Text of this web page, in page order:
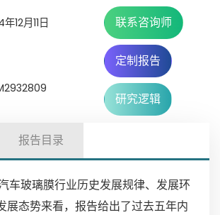
12月11日 联系咨询师
定制报告
研究逻辑
报告目录
车玻璃膜行业历史发展规律、发展环
展态势来看，报告给出了过去五年内